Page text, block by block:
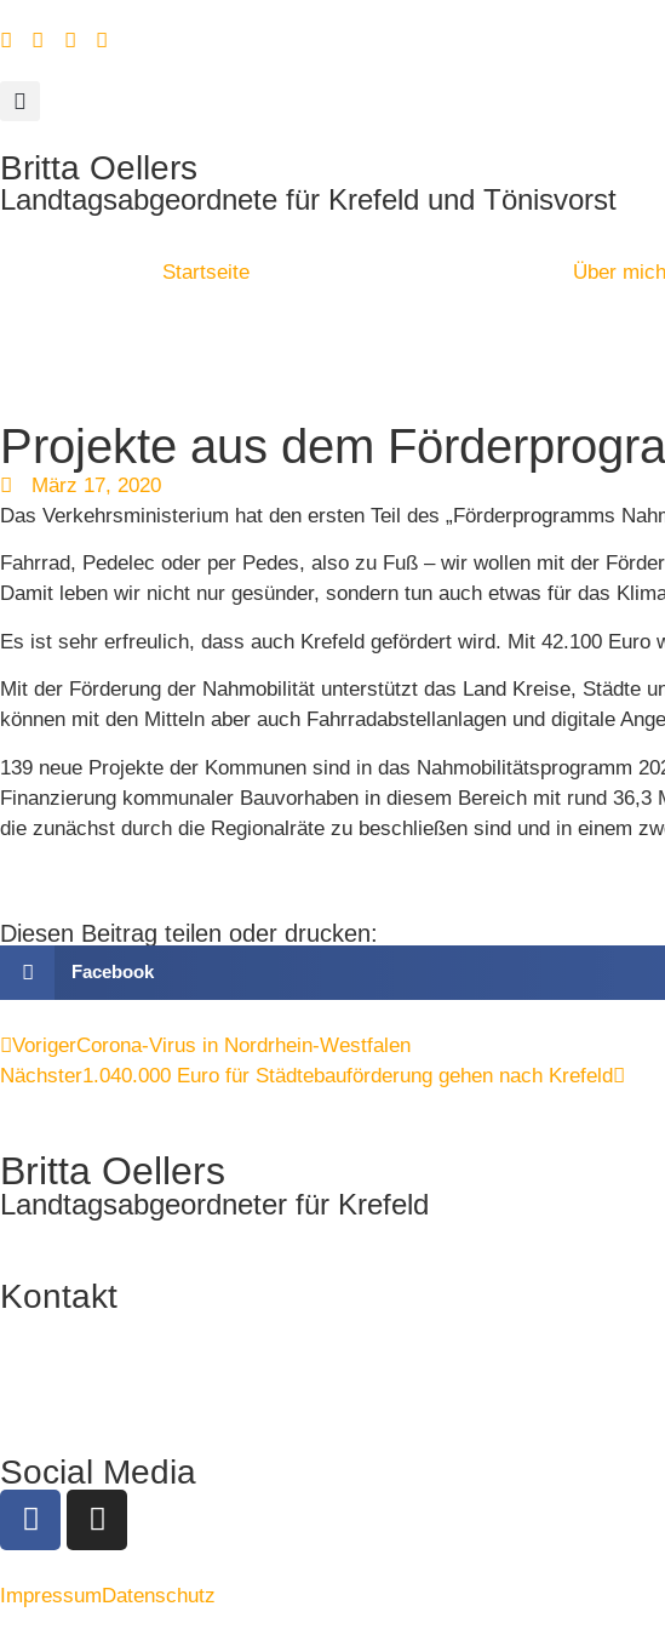
Britta Oellers
Landtagsabgeordnete für Krefeld und Tönisvorst
Startseite Über mich
Projekte aus dem
März 17, 2020
Das Verkehrsministerium hat den ersten Teil des „Förderprogramms
Fahrrad, Pedelec oder per Pedes, also zu Fuß – wir wollen mit der
Damit leben wir nicht nur gesünder, sondern tun auch etwas für das
Es ist sehr erfreulich, dass auch Krefeld gefördert wird. Mit 42.100 Euro
Mit der Förderung der Nahmobilität unterstützt das Land Kreise, Städte
können mit den Mitteln aber auch Fahrradabstellanlagen und digitale
139 neue Projekte der Kommunen sind in das Nahmobilitätsprogramm
Finanzierung kommunaler Bauvorhaben in diesem Bereich mit rund
die zunächst durch die Regionalräte zu beschließen sind und in einem
Diesen Beitrag teilen oder drucken:
Facebook
VorigerCorona-Virus in Nordrhein-Westfalen
Nächster1.040.000 Euro für Städtebauförderung gehen nach Krefeld
Britta Oellers
Landtagsabgeordneter für Krefeld
Kontakt
Social Media
ImpressumDatenschutz